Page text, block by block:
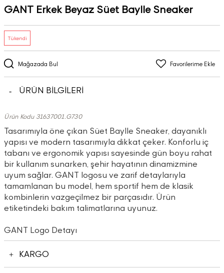
GANT Erkek Beyaz Süet Baylle Sneaker
Mağazada Bul Favorilerime Ekle
Tükendi
ÜRÜN BİLGİLERİ
Ürün Kodu 31637001.G730
Tasarımıyla öne çıkan Süet Baylle Sneaker, dayanıklı
yapısı ve modern tasarımıyla dikkat çeker. Konforlu iç
tabanı ve ergonomik yapısı sayesinde gün boyu rahat
bir kullanım sunarken, şehir hayatının dinamizmine
uyum sağlar. GANT logosu ve zarif detaylarıyla
tamamlanan bu model, hem sportif hem de klasik
kombinlerin vazgeçilmez bir parçasıdır. Ürün
etiketindeki bakım talimatlarına uyunuz.
GANT Logo Detayı
KARGO